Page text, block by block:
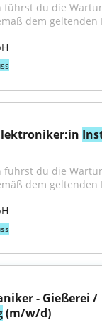
führst du die
dem geltenden
führst du die
dem geltenden
(m/w/d)